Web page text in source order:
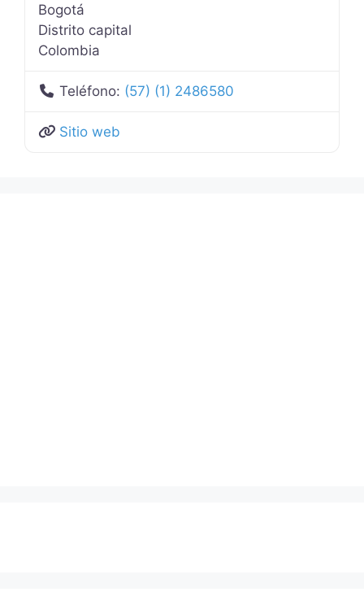
Bogotá
Distrito capital
Colombia
Teléfono: (57) (1) 2486580
Sitio web